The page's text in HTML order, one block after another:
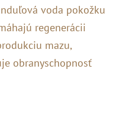
voda pokožku
regenerácii
mazu,
obranyschopnosť